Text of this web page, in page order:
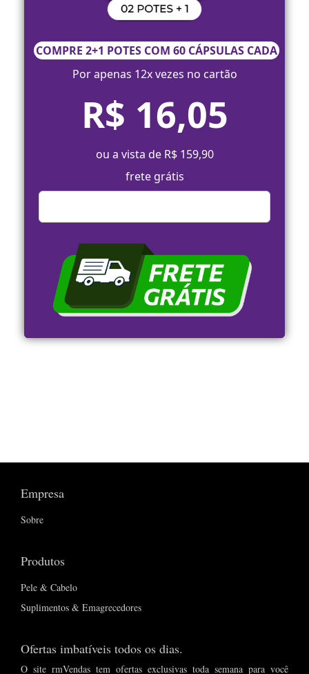
COMPRE 2+1 POTES COM 60 CÁPSULAS CADA
Por apenas 12x vezes no cartão
R$ 16,05
ou a vista de R$ 159,90
frete grátis
Empresa
Sobre
Produtos
Pele & Cabelo
Suplimentos & Emagrecedores
Ofertas imbatíveis todos os dias.
O site rmVendas tem ofertas exclusivas toda semana para você